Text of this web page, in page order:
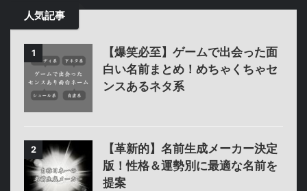
人気記事
1
【爆笑必至】ゲームで出会った面
白い名前まとめ！めちゃくちゃセ
ンスあるネタ系
2
【革新的】名前生成メーカー決定
版！性格＆運勢別に最適な名前を
提案